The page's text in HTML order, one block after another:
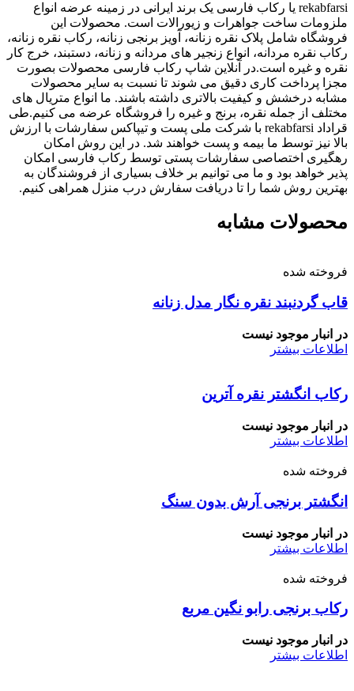
rekabfarsi یا رکاب فارسی یک برند ایرانی در زمینه عرضه انواع
ملزومات ساخت جواهرات و زیورالات است. محصولات این
فروشگاه شامل پلاک نقره زنانه، آویز برنجی زنانه، رکاب نقره زنانه،
رکاب نقره مردانه، انواع زنجیر های مردانه و زنانه، دستبند، خرج کار
نقره و غیره است.در آنلاین شاپ رکاب فارسی محصولات بصورت
مجزا پرداخت کاری دقیق می شوند تا نسبت به سایر محصولات
مشابه درخشش و کیفیت بالاتری داشته باشند. ما انواع متریال های
مختلف از جمله نقره، برنج و غیره را فروشگاه عرضه می کنیم.طی
قراداد rekabfarsi با شرکت ملی پست و تیپاکس سفارشات با ارزش
بالا نیز توسط ما بیمه و پست خواهند شد. در این روش امکان
رهگیری اختصاصی سفارشات پستی توسط رکاب فارسی امکان
پذیر خواهد بود و ما می توانیم بر خلاف بسیاری از فروشندگان به
بهترین روش شما را تا دریافت سفارش درب منزل همراهی کنیم.
محصولات مشابه
فروخته شده
قاب گردنبند نقره نگار مدل زنانه
در انبار موجود نیست
اطلاعات بیشتر
رکاب انگشتر نقره آترین
در انبار موجود نیست
اطلاعات بیشتر
فروخته شده
انگشتر برنجی آرش بدون سنگ
در انبار موجود نیست
اطلاعات بیشتر
فروخته شده
رکاب برنجی رابو نگین مربع
در انبار موجود نیست
اطلاعات بیشتر